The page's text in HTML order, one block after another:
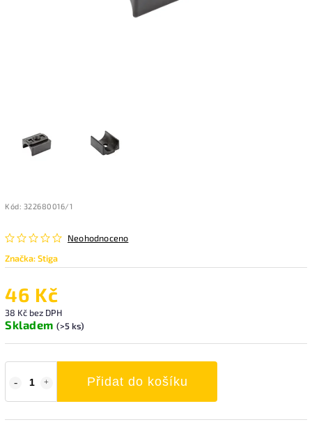
Kód: 322680016/1
Neohodnoceno
Značka:Stiga
46 Kč
38 Kč bez DPH
Skladem (>5 ks)
Přidat do košíku